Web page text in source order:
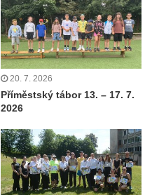
20. 7. 2026
Příměstský tábor 13. – 17. 7.
2026